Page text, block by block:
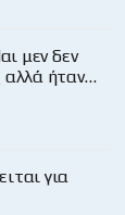
μεν δεν
αλλά ήταν…
για